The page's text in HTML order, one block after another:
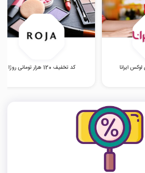
کد تخفیف 120 هزار تومانی روژا